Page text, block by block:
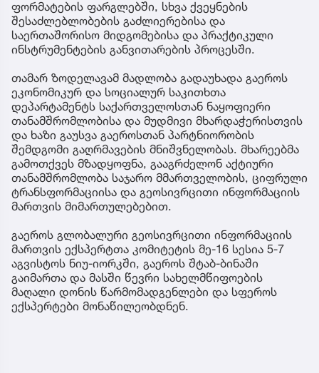
ფორმატების ფარგლებში, სხვა ქვეყნების
შესაძლებლობების გაძლიერებისა და
საერთაშორისო მიდგომებისა და პრაქტიკული
ინსტრუმენტების განვითარების პროცესში.
თამარ ზოდელავამ მადლობა გადაუხადა გაეროს
ეკონომიკურ და სოციალურ საკითხთა
დეპარტამენტს საქართველოსთან ნაყოფიერი
თანამშრომლობისა და მუდმივი მხარდაჭერისთვის
და ხაზი გაუსვა გაეროსთან პარტნიორობის
შემდგომი გაღრმავების მნიშვნელობას. მხარეებმა
გამოთქვეს მზადყოფნა, გააგრძელონ აქტიური
თანამშრომლობა საჯარო მმართველობის, ციფრული
ტრანსფორმაციისა და გეოსივრცითი ინფორმაციის
მართვის მიმართულებებით.
გაეროს გლობალური გეოსივრცითი ინფორმაციის
მართვის ექსპერტთა კომიტეტის მე-16 სესია 5-7
აგვისტოს ნიუ-იორკში, გაეროს შტაბ-ბინაში
გაიმართა და მასში წევრი სახელმწიფოების
მაღალი დონის წარმომადგენლები და სფეროს
ექსპერტები მონაწილეობდნენ.